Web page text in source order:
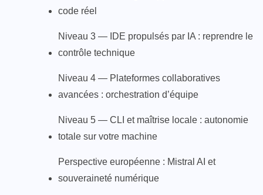
code réel
Niveau 3 — IDE propulsés par IA : reprendre le
contrôle technique
Niveau 4 — Plateformes collaboratives
avancées : orchestration d’équipe
Niveau 5 — CLI et maîtrise locale : autonomie
totale sur votre machine
Perspective européenne : Mistral AI et
souveraineté numérique